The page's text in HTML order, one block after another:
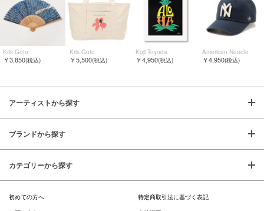
Kris Goto
￥3,850(税込)
Kris Goto
￥5,500(税込)
Koji Toyoda
￥4,950(税込)
American Needle
￥4,950(税込)
アーティストから探す
ブランドから探す
カテゴリーから探す
初めての方へ
特定商取引法に基づく表記